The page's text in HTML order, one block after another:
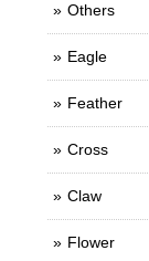
Others
Eagle
Feather
Cross
Claw
Flower